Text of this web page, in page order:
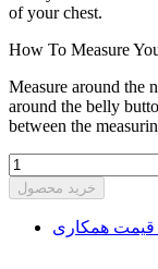
of your chest.
How To Measure
Measure around the
around the belly
between the
خرید محصول
قیمت همکاری